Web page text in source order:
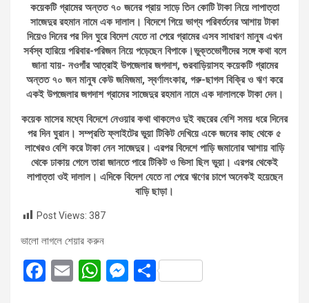
কয়েকটি গ্রামের অন্তত ৭০ জনের প্রায় সাড়ে তিন কোটি টাকা নিয়ে লাপাত্তা
সাজেদুর রহমান নামে এক দালাল। বিদেশে গিয়ে ভাগ্য পরিবর্তনের আশায় টাকা
দিয়েও দিনের পর দিন ঘুরে বিদেশ যেতে না পেরে গ্রামের এসব সাধারণ মানুষ এখন
সর্বস্ব হারিয়ে পরিবার-পরিজন নিয়ে পড়েছেন বিপাকে।ভুক্তভোগীদের সঙ্গে কথা বলে
জানা যায়- নওগাঁর আত্রাই উপজেলার জগদাশ, গুরবাড়িয়াসহ কয়েকটি গ্রামের
অন্তত ৭০ জন মানুষ কেউ জমিজমা, স্বর্ণালংকার, গরু-ছাগল বিক্রি ও ঋণ করে
একই উপজেলার জগদাশ গ্রামের সাজেদুর রহমান নামে এক দালালকে টাকা দেন।
কয়েক মাসের মধ্যে বিদেশে নেওয়ার কথা থাকলেও দুই বছরের বেশি সময় ধরে দিনের
পর দিন ঘুরান। সম্প্রতি ফ্লাইটের ভুয়া টিকিট দেখিয়ে একে জনের কাছ থেকে ৫
লাখেরও বেশি করে টাকা নেন সাজেদুর। এরপর বিদেশে পাড়ি জমানোর আশায় বাড়ি
থেকে ঢাকায় গেলে তারা জানতে পারে টিকিট ও ভিসা ছিল ভুয়া। এরপর থেকেই
লাপাত্তা ওই দালাল। এদিকে বিদেশ যেতে না পেরে ঋণের চাপে অনেকই হয়েছেন
বাড়ি ছাড়া।
Post Views: 387
ভালো লাগলে শেয়ার করুন
F
E
W M S